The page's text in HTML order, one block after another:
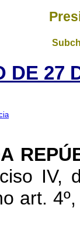
DE 27
IV,
art.